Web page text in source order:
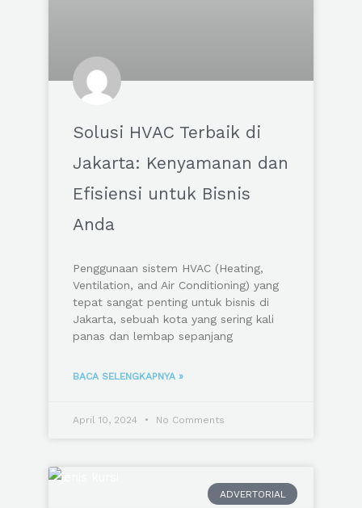
Solusi HVAC Terbaik di
Jakarta: Kenyamanan dan
Efisiensi untuk Bisnis
Anda
Penggunaan sistem HVAC (Heating,
Ventilation, and Air Conditioning) yang
tepat sangat penting untuk bisnis di
Jakarta, sebuah kota yang sering kali
panas dan lembap sepanjang
BACA SELENGKAPNYA »
April 10, 2024 No Comments
ADVERTORIAL